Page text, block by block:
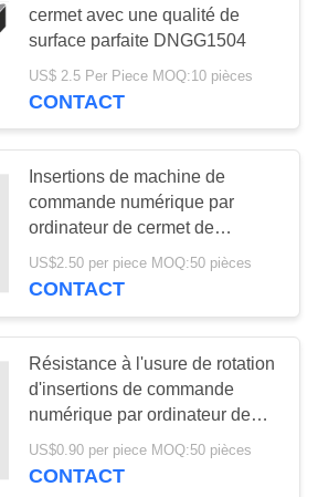
cermet avec une qualité de
surface parfaite DNGG1504
US$ 2.5 Per Piece MOQ:10 pièces
CONTACT
Insertions de machine de
commande numérique par
ordinateur de cermet de
TiCN/insertions de rotation
DNGG150404L-H tour gris
US$2.50 per piece MOQ:50 pièces
CONTACT
Résistance à l'usure de rotation
d'insertions de commande
numérique par ordinateur de
machine de cermet non-enduit
de tour DCMT070204-1HQ
US$0.90 per piece MOQ:50 pièces
CONTACT